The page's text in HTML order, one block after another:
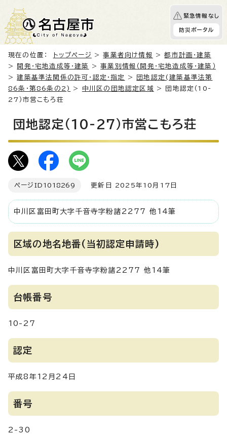
緊急情報なし
防災ポータル
現在の位置： トップページ >事業者向け情報 >都市計画・建築
>
開発・宅地造成等・建築 >事業別情報（開発・宅地造成等・建築）
>建築基準法関係の許可・認定・指定 >
団地認定(建築基準法第
86条・第86条の2)
> 中川区の団地認定区域 > 団地認定（10-
27）市営こもろ荘
団地認定（10-27）市営こもろ荘
ページID 1018269 更新日 2025年10月17日
中川区富田町大字千音寺字粉諸2277 他14筆
区域の地名地番(当初認定申請時)
中川区富田町大字千音寺字粉諸2277 他14筆
台帳番号
10-27
認定
平成8年12月24日
番号
2-30